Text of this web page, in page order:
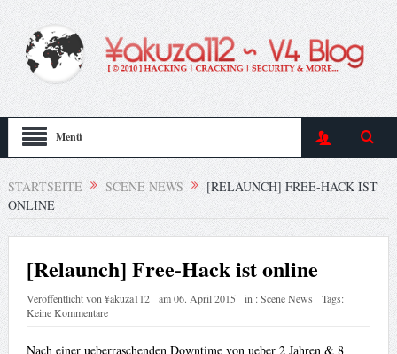
Menü
STARTSEITE SCENE NEWS
[RELAUNCH] FREE-HACK IST
ONLINE
[Relaunch] Free-Hack ist online
Veröffentlicht von¥akuza112 am06. April 2015 in :Scene News
Tags:
Keine Kommentare
Nach einer ueberraschenden Downtime von ueber 2 Jahren & 8